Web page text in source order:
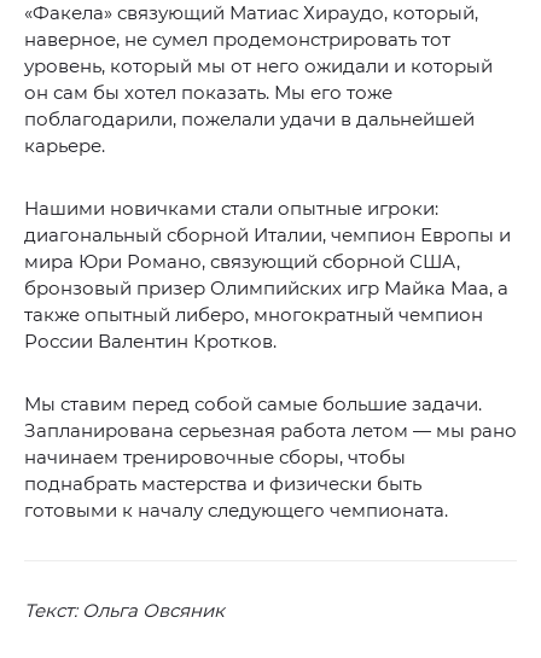
«Факела» связующий Матиас Хираудо, который,
наверное, не сумел продемонстрировать тот
уровень, который мы от него ожидали и который
он сам бы хотел показать. Мы его тоже
поблагодарили, пожелали удачи в дальнейшей
карьере.
Нашими новичками стали опытные игроки:
диагональный сборной Италии, чемпион Европы и
мира Юри Романо, связующий сборной США,
бронзовый призер Олимпийских игр Майка Маа, а
также опытный либеро, многократный чемпион
России Валентин Кротков.
Мы ставим перед собой самые большие задачи.
Запланирована серьезная работа летом — мы рано
начинаем тренировочные сборы, чтобы
поднабрать мастерства и физически быть
готовыми к началу следующего чемпионата.
Текст: Ольга Овсяник